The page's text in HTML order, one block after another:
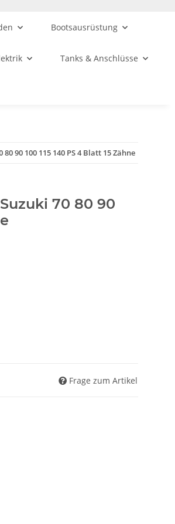
Bootsausrüstung
Tanks & Anschlüsse
90 100 115 140 PS 4 Blatt 15 Zähne
70 80 90
Frage zum Artikel